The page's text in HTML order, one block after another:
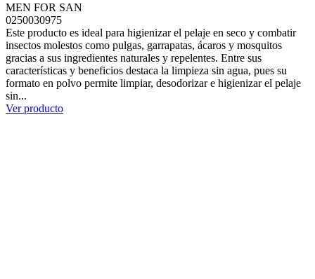
MEN FOR SAN
0250030975
Este producto es ideal para higienizar el pelaje en seco y combatir
insectos molestos como pulgas, garrapatas, ácaros y mosquitos
gracias a sus ingredientes naturales y repelentes. Entre sus
características y beneficios destaca la limpieza sin agua, pues su
formato en polvo permite limpiar, desodorizar e higienizar el pelaje
sin...
Ver producto